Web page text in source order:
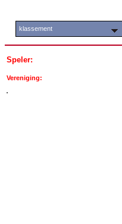
klassement
Speler:
Vereniging: